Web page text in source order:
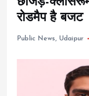
रोडमैप है बजट
Public News, Udaipur